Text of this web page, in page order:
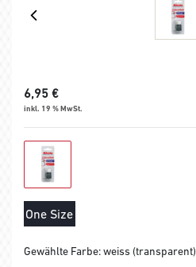
6,95 €
inkl. 19 % MwSt.
One Size
Gewählte Farbe: weiss (transparent)